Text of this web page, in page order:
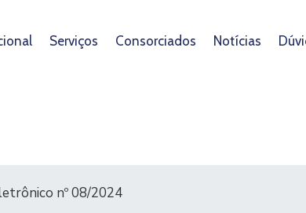
Serviços Consorciados Notícias
nº 08/2024